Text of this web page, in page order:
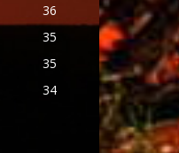
36
35
35
34